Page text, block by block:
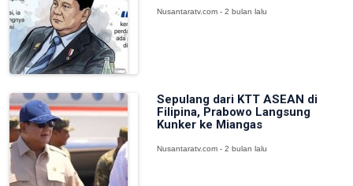
Nusantaratv.com - 2 bulan lalu
Sepulang dari KTT ASEAN di
Filipina, Prabowo Langsung
Kunker ke Miangas
Nusantaratv.com - 2 bulan lalu